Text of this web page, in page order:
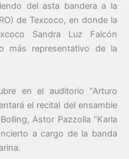
del asta bandera a la
de Texcoco, en donde la
Sandra Luz Falcón
más representativo de la
en el auditorio “Arturo
el recital del ensamble
Astor Pazzolla “Karla
a cargo de la banda